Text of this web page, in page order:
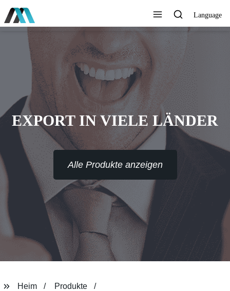
Language
EXPORT IN VIELE LÄNDER
Alle Produkte anzeigen
Heim
Produkte